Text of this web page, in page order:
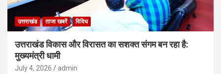
उत्तराखंड ताजा खबरें विविध
उत्तराखंड विकास और विरासत का सशक्त संगम बन रहा है:
मुख्यमंत्री धामी
July 4, 2026 admin